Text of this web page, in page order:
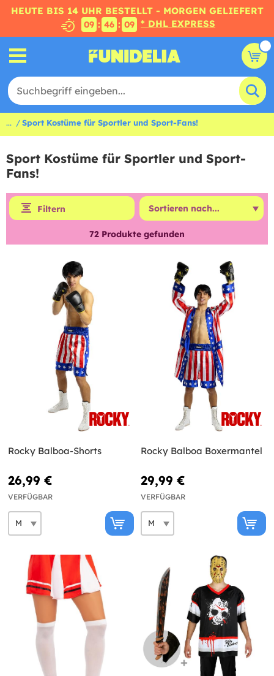
HEUTE BIS 14 UHR BESTELLT - MORGEN GELIEFERT
09 : 46 : 08 * DHL EXPRESS
... Sport Kostüme für Sportler und Sport-Fans!
Sport Kostüme für Sportler und Sport-
Fans!
Filtern
72 Produkte gefunden
Rocky Balboa-Shorts
26,99 €
VERFÜGBAR
Rocky Balboa Boxermantel
29,99 €
VERFÜGBAR